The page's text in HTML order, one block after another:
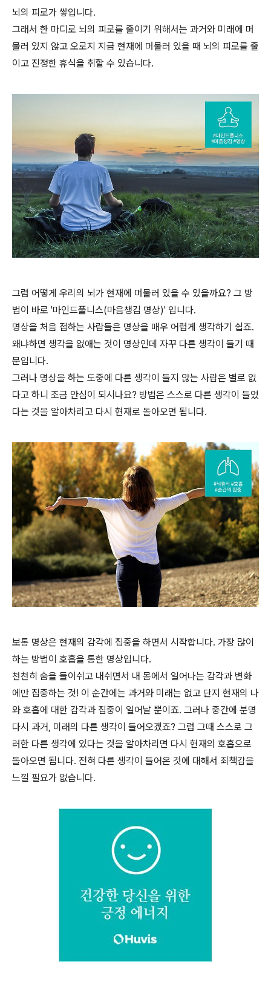
뇌의 피로가 쌓입니다.
그래서 한 마디로 뇌의 피로를 줄이기 위해서는 과거와 미래에 머
물러 있지 않고 오로지 지금 현재에 머물러 있을 때 뇌의 피로를 줄
이고 진정한 휴식을 취할 수 있습니다.
그럼 어떻게 우리의 뇌가 현재에 머물러 있을 수 있을까요? 그 방
법이 바로 '마인드풀니스(마음챙김 명상)' 입니다.
명상을 처음 접하는 사람들은 명상을 매우 어렵게 생각하기 쉽죠.
왜냐하면 생각을 없애는 것이 명상인데 자꾸 다른 생각이 들기 때
문입니다.
그러나 명상을 하는 도중에 다른 생각이 들지 않는 사람은 별로 없
다고 하니 조금 안심이 되시나요? 방법은 스스로 다른 생각이 들었
다는 것을 알아차리고 다시 현재로 돌아오면 됩니다.
보통 명상은 현재의 감각에 집중을 하면서 시작합니다. 가장 많이
하는 방법이 호흡을 통한 명상입니다.
천천히 숨을 들이쉬고 내쉬면서 내 몸에서 일어나는 감각과 변화
에만 집중하는 것! 이 순간에는 과거와 미래는 없고 단지 현재의 나
와 호흡에 대한 감각과 집중이 일어날 뿐이죠. 그러나 중간에 분명
다시 과거, 미래의 다른 생각이 들어오겠죠? 그럼 그때 스스로 그
러한 다른 생각에 있다는 것을 알아차리면 다시 현재의 호흡으로
돌아오면 됩니다. 전혀 다른 생각이 들어온 것에 대해서 죄책감을
느낄 필요가 없습니다.